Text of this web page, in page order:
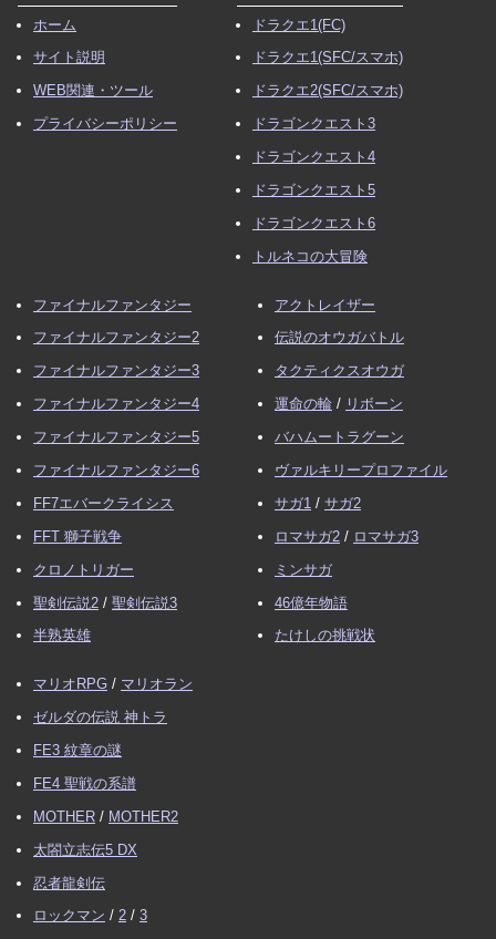
ホーム
サイト説明
WEB関連・ツール
プライバシーポリシー
ドラクエ1(FC)
ドラクエ1(SFC/スマホ)
ドラクエ2(SFC/スマホ)
ドラゴンクエスト3
ドラゴンクエスト4
ドラゴンクエスト5
ドラゴンクエスト6
トルネコの大冒険
ファイナルファンタジー
ファイナルファンタジー2
ファイナルファンタジー3
ファイナルファンタジー4
ファイナルファンタジー5
ファイナルファンタジー6
FF7エバークライシス
FFT 獅子戦争
クロノトリガー
聖剣伝説2 / 聖剣伝説3
半熟英雄
アクトレイザー
伝説のオウガバトル
タクティクスオウガ
運命の輪 / リボーン
バハムートラグーン
ヴァルキリープロファイル
サガ1 / サガ2
ロマサガ2 / ロマサガ3
ミンサガ
46億年物語
たけしの挑戦状
マリオRPG / マリオラン
ゼルダの伝説 神トラ
FE3 紋章の謎
FE4 聖戦の系譜
MOTHER / MOTHER2
太閤立志伝5 DX
忍者龍剣伝
ロックマン / 2 / 3